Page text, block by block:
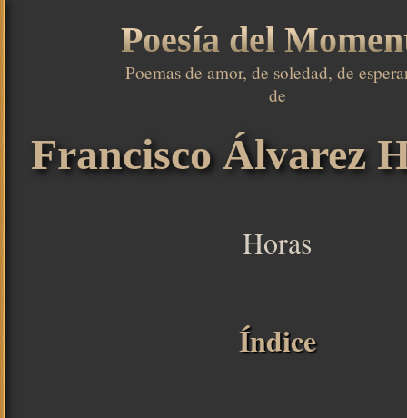
Poesía del
Poemas de amor, de soledad, de
de
Francisco Álvarez
Horas
Índice